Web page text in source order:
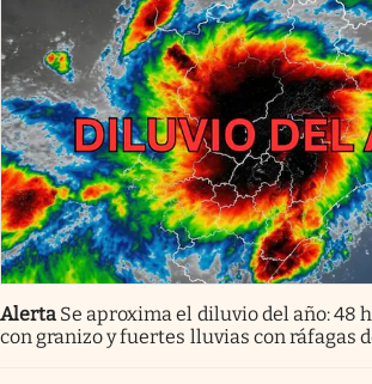
Alerta Se aproxima el diluvio del año: 48
con granizo y fuertes lluvias con ráfagas